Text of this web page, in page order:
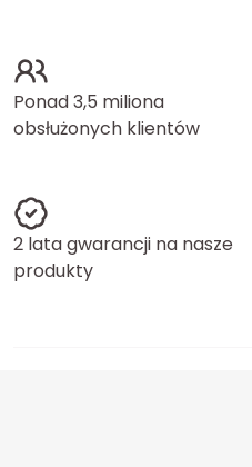
Ponad 3,5 miliona
obsłużonych klientów
2 lata gwarancji na nasze
produkty